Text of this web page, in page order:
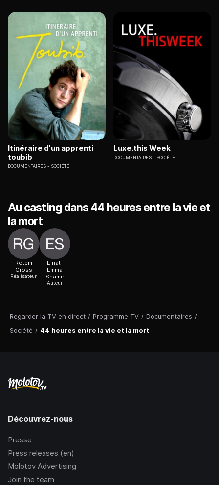
Regarder la TV en direct / Programme TV / Documentaires /
Société / 44 heures entre la vie et la mort
Itinéraire d'un apprenti
toubib
DOCUMENTAIRES SOCIÉTÉ
Luxe.this Week
DOCUMENTAIRES SOCIÉTÉ
Au casting dans 44 heures entre la vie et
la mort
Rotem
Gross
Réalisateur
Einat-
Emma
Shamir
Auteur
Découvrez-nous
Presse
Press releases (en)
Molotov Advertising
Join the team